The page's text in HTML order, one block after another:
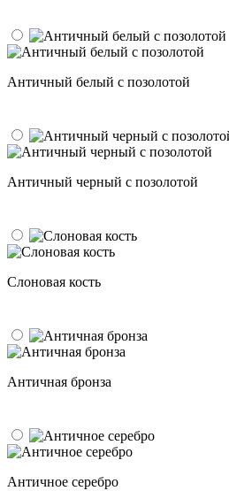
Античный белый с позолотой
Античный черный с позолотой
Слоновая кость
Античная бронза
Античное серебро